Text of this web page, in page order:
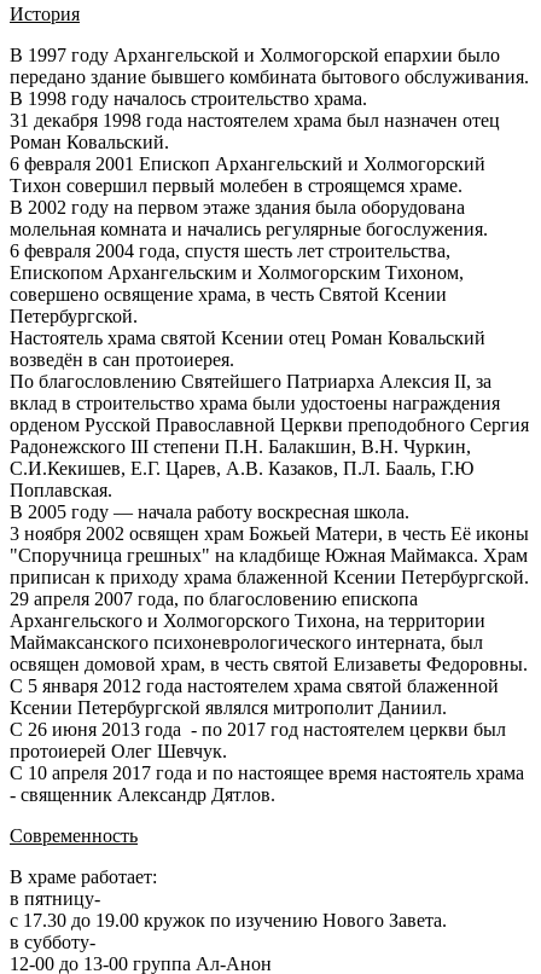
История
В 1997 году Архангельской и Холмогорской епархии было
передано здание бывшего комбината бытового обслуживания.
В 1998 году началось строительство храма.
31 декабря 1998 года настоятелем храма был назначен отец
Роман Ковальский.
6 февраля 2001 Епископ Архангельский и Холмогорский
Тихон совершил первый молебен в строящемся храме.
В 2002 году на первом этаже здания была оборудована
молельная комната и начались регулярные богослужения.
6 февраля 2004 года, спустя шесть лет строительства,
Епископом Архангельским и Холмогорским Тихоном,
совершено освящение храма, в честь Святой Ксении
Петербургской.
Настоятель храма святой Ксении отец Роман Ковальский
возведён в сан протоиерея.
По благословлению Святейшего Патриарха Алексия II, за
вклад в строительство храма были удостоены награждения
орденом Русской Православной Церкви преподобного Сергия
Радонежского III степени П.Н. Балакшин, В.Н. Чуркин,
С.И.Кекишев, Е.Г. Царев, А.В. Казаков, П.Л. Бааль, Г.Ю
Поплавская.
В 2005 году — начала работу воскресная школа.
3 ноября 2002 освящен храм Божьей Матери, в честь Её иконы
"Споручница грешных" на кладбище Южная Маймакса. Храм
приписан к приходу храма блаженной Ксении Петербургской.
29 апреля 2007 года, по благословению епископа
Архангельского и Холмогорского Тихона, на территории
Маймаксанского психоневрологического интерната, был
освящен домовой храм, в честь святой Елизаветы Федоровны.
С 5 января 2012 года настоятелем храма святой блаженной
Ксении Петербургской являлся митрополит Даниил.
С 26 июня 2013 года - по 2017 год настоятелем церкви был
протоиерей Олег Шевчук.
С 10 апреля 2017 года и по настоящее время настоятель храма
- священник Александр Дятлов.
Современность
В храме работает:
в пятницу-
с 17.30 до 19.00 кружок по изучению Нового Завета.
в субботу-
12-00 до 13-00 группа Ал-Анон